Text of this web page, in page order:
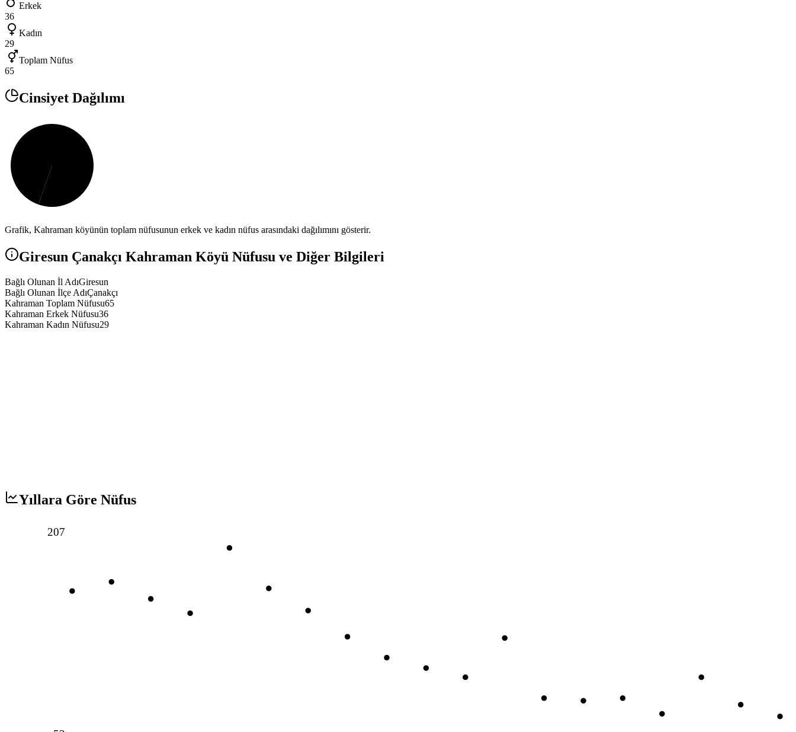
Erkek
36
Kadın
29
Toplam Nüfus
65
Cinsiyet Dağılımı
Grafik, Kahraman köyünün toplam nüfusunun erkek ve kadın nüfus arasındaki dağılımını gösterir.
Giresun Çanakçı Kahraman Köyü Nüfusu ve Diğer Bilgileri
Bağlı Olunan İl AdıGiresun
Bağlı Olunan İlçe AdıÇanakçı
Kahraman Toplam Nüfusu65
Kahraman Erkek Nüfusu36
Kahraman Kadın Nüfusu29
Yıllara Göre Nüfus
207